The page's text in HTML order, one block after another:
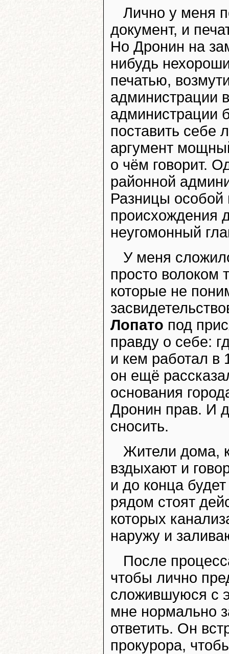
Лично у меня
документ, и
Но Дронин на
нибудь
печатью,
администрации
администрации
поставить себе
аргумент
о чём говорит.
районной
Разницы особой
происхождения
неугомонный
У меня
просто волоком
которые не
Лопато под
правду о себе:
и кем работал в
он ещё
основания
Дронин прав. И
сносить.
Жители дома,
вздыхают и
и до конца
рядом стоят
которых
наружу и
После
чтобы лично
сложившуюся с
мне нормально
ответить. Он
прокурора,